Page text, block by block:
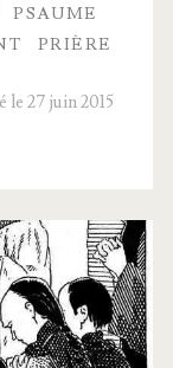
PSAUME
PRIÈRE
le 27 juin 2015